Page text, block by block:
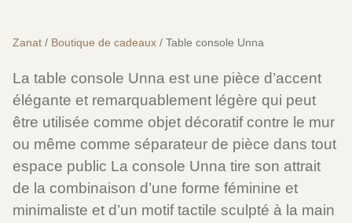
Zanat / Boutique de cadeaux / Table console Unna
La table console Unna est une pièce d’accent
élégante et remarquablement légère qui peut
être utilisée comme objet décoratif contre le mur
ou même comme séparateur de pièce dans tout
espace public La console Unna tire son attrait
de la combinaison d’une forme féminine et
minimaliste et d’un motif tactile sculpté à la main